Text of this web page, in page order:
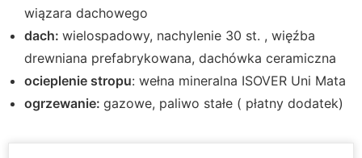
wiązara dachowego
dach: wielospadowy, nachylenie 30 st. , więźba
drewniana prefabrykowana, dachówka ceramiczna
ocieplenie stropu: wełna mineralna ISOVER Uni Mata
ogrzewanie: gazowe, paliwo stałe ( płatny dodatek)